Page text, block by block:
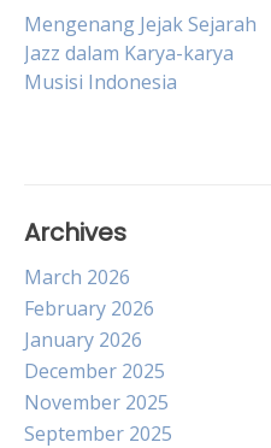
Post
navigation
Mengenang Jejak Sejarah
Jazz dalam Karya-karya
Musisi Indonesia
Archives
March 2026
February 2026
January 2026
December 2025
November 2025
September 2025